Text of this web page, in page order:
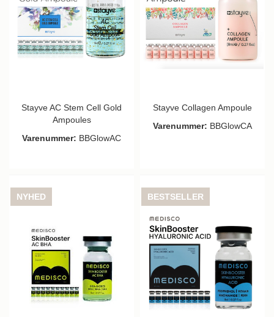
Stayve AC Stem Cell Gold
Ampoules
Varenummer: BBGlowAC
Stayve Collagen Ampoule
Varenummer: BBGlowCA
NYHED BESTSELLER